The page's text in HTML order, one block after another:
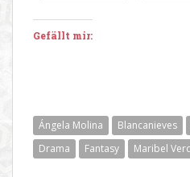
Gefällt mir:
Ángela Molina Blancanieves
Drama
Fantasy Maribel